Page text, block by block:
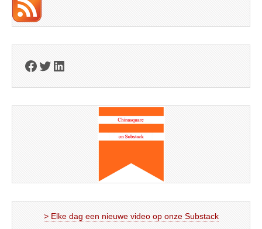
Facebook
Twitter
LinkedIn
> Elke dag een nieuwe video op onze Substack